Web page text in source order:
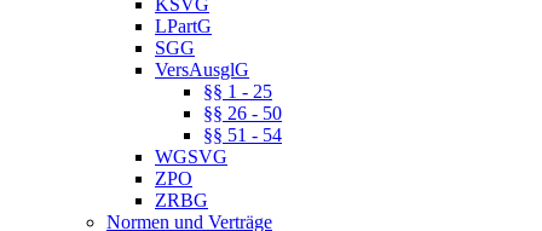
LPartG
SGG
VersAusglG
§§ 1 - 25
§§ 26 - 50
§§ 51 - 54
WGSVG
ZPO
ZRBG
Normen und Verträge